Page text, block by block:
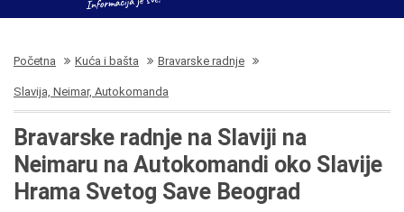
Početna Kuća i bašta Bravarske radnje
Slavija, Neimar, Autokomanda
Bravarske radnje na Slaviji na
Neimaru na Autokomandi oko Slavije
Hrama Svetog Save Beograd